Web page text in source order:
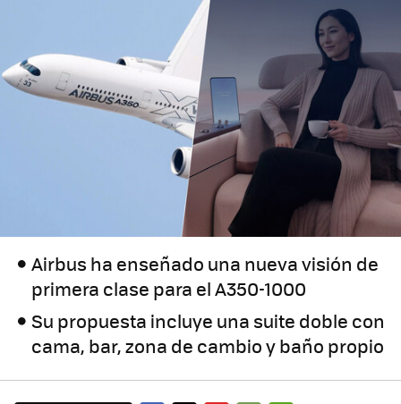
Airbus ha enseñado una nueva visión de
primera clase para el A350-1000
Su propuesta incluye una suite doble con
cama, bar, zona de cambio y baño propio